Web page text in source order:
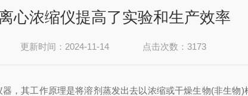
心浓缩仪提高了实验和生产效率
更新时间：2024-11-14 点击次数：3173
其工作原理是将溶剂蒸发出去以浓缩或干燥生物(非生物)